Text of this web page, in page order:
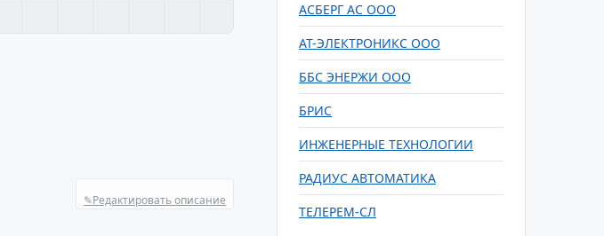
✎Редактировать описание
АСБЕРГ АС ООО
АТ-ЭЛЕКТРОНИКС ООО
ББС ЭНЕРЖИ ООО
БРИС
ИНЖЕНЕРНЫЕ ТЕХНОЛОГИИ
РАДИУС АВТОМАТИКА
ТЕЛЕРЕМ-СЛ